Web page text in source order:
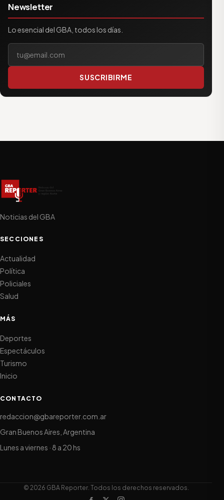
Newsletter
Lo esencial del GBA, todos los días.
SUSCRIBIRME
Noticias del GBA
SECCIONES
Actualidad
Política
Policiales
Salud
MÁS
Deportes
Espectáculos
Turismo
Inicio
CONTACTO
redaccion@gbareporter.com.ar
Gran Buenos Aires, Argentina
Lunes a viernes · 8 a 20 hs
© 2026 GBA Reporter. Todos los derechos reservados.